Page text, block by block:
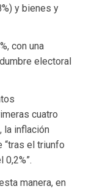
y bienes y
con una
electoral
cuatro
la inflación
“tras el triunfo
manera, en